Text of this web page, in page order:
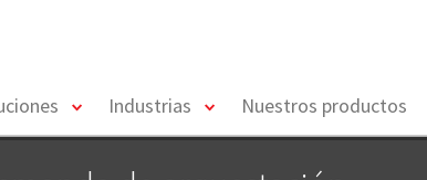
toggleIndustrias
toggleNuestros productos